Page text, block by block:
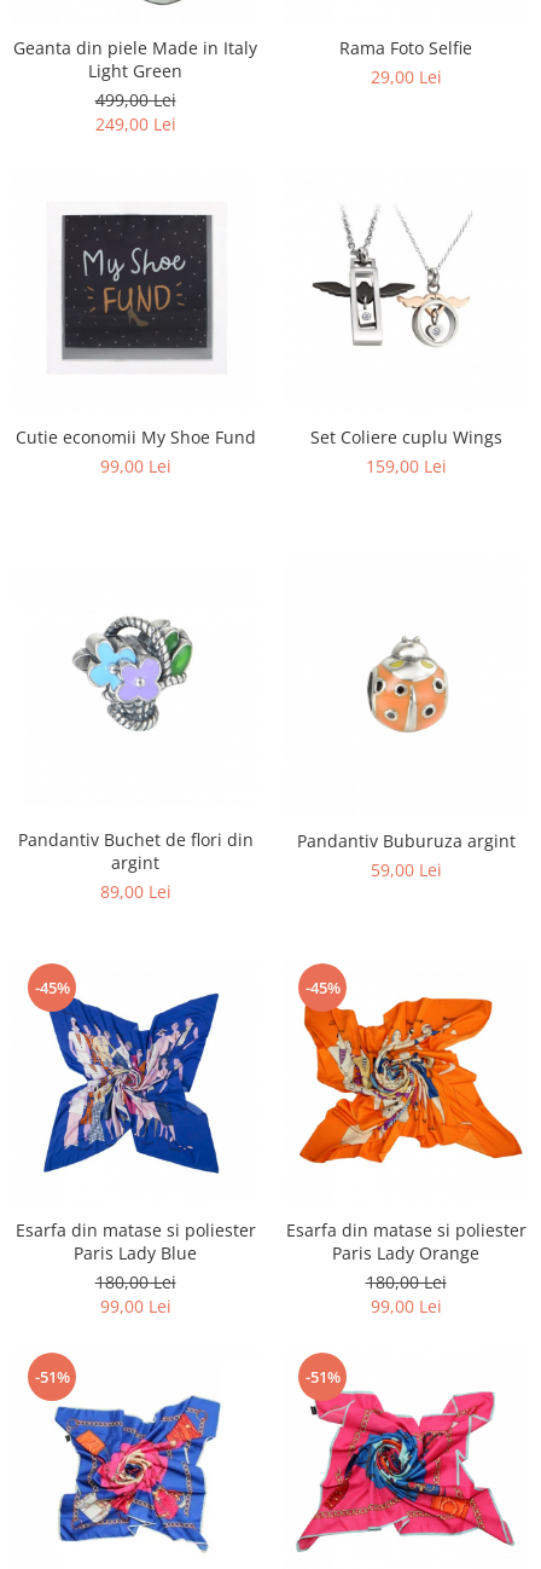
Geanta din piele Made in Italy
Light Green
499,00 Lei
249,00 Lei
Rama Foto Selfie
29,00 Lei
Cutie economii My Shoe Fund
99,00 Lei
Set Coliere cuplu Wings
159,00 Lei
Pandantiv Buchet de flori din
argint
89,00 Lei
Pandantiv Buburuza argint
59,00 Lei
-45%
Esarfa din matase si poliester
Paris Lady Blue
180,00 Lei
99,00 Lei
-45%
Esarfa din matase si poliester
Paris Lady Orange
180,00 Lei
99,00 Lei
-51% -51%